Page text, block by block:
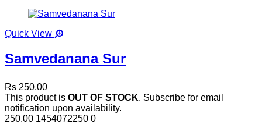
Quick View
Samvedanana Sur
Rs 250.00
This product is OUT OF STOCK. Subscribe for email
notification upon availability.
250.00 1454072250 0